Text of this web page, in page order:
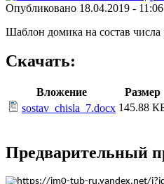
Опубликовано 18.04.2019 -
Шаблон домика на состав числа
Скачать:
Вложение
Размер
sostav_chisla_7.docx 145.88
Предварительный